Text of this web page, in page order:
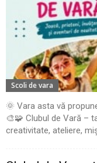
Scoli de vara
🌞 Vara asta vă
🎨🧩 Clubul de Vară –
creativitate, ateliere,